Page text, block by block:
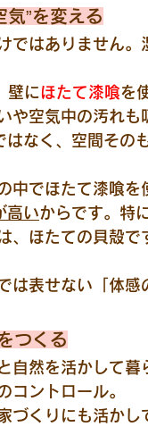
気”を変える
ではありません。
壁にほたて漆喰を
や空気中の汚れ
はなく、空間その
中でほたて漆喰を
高いからです。特
、ほたての貝殻で
は表せない「体感
つくる
自然を活かして暮
コントロール。
づくりにも活かし